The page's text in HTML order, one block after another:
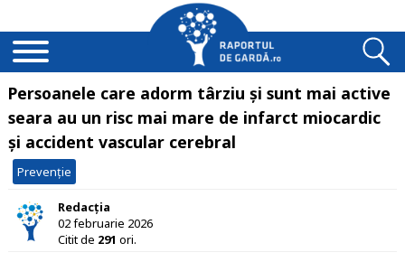
Persoanele care adorm târziu și sunt mai active
seara au un risc mai mare de infarct miocardic
și accident vascular cerebral
Prevenție
Redacția
02 februarie 2026
Citit de 291 ori.